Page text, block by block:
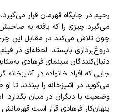
رحیم در جایگاه قهرمان قرار
می‌گیرد چیزی را که یافته به
چون تلاش می‌کند در مقابل این
دروغ‌پردازی بایستد. لحظه‌ای در
دنبال‌کنندگان سینمای فرهادی
جایی که افراد خانواده در آشپزخانه
می‌گوید در آشپزخانه را ببندند تا
وضعیت با دیگران در میان بگذارد.
پنهان‌کار فرهادی قرار است